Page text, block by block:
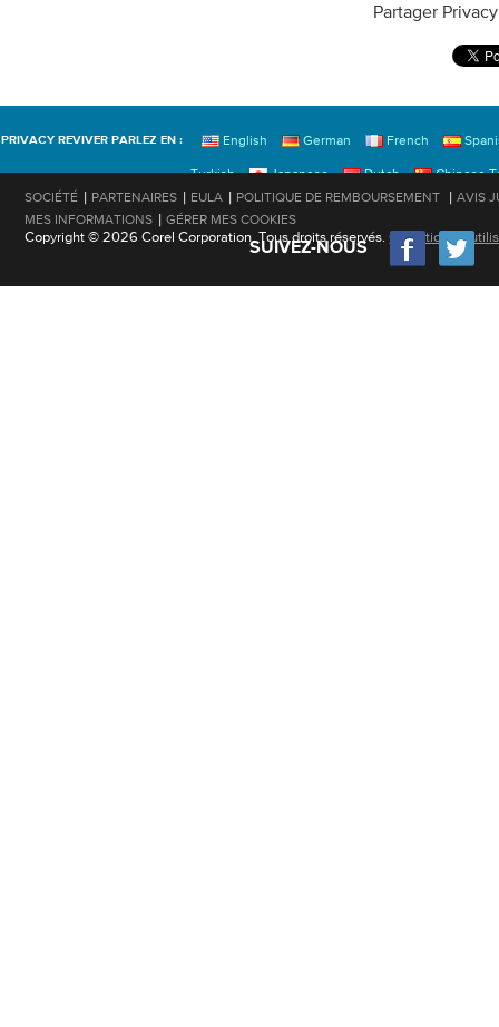
Partager
PRIVACY REVIVER PARLEZ EN : English German French
Turkish Japanese Dutch
Chinese
SOCIÉTÉ | PARTENAIRES | EULA | POLITIQUE DE REMBOURSEMENT | AVIS
MES INFORMATIONS | GÉRER MES COOKIES
Copyright © 2026 Corel Corporation. Tous droits réservés.Conditions
SUIVEZ-NOUS